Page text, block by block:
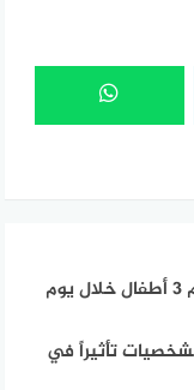
تأثيراً في